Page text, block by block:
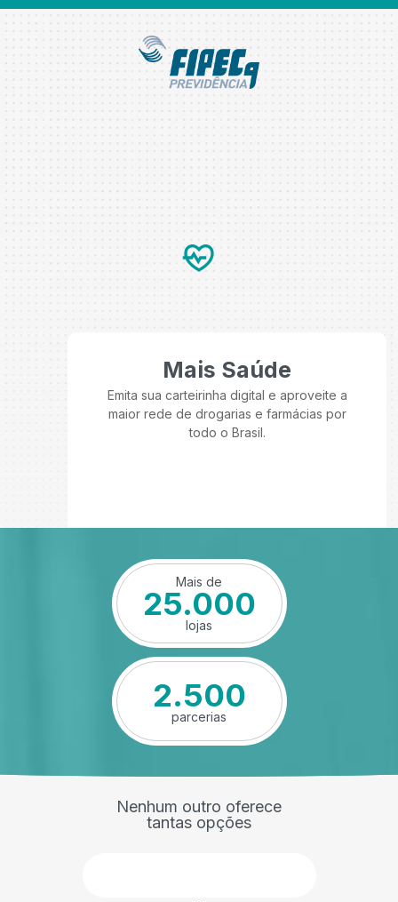
Mais Saúde
Emita sua carteirinha digital e aproveite a
maior rede de drogarias e farmácias por
todo o Brasil.
Mais de
25.000
lojas
2.500
parcerias
Nenhum outro oferece
tantas opções